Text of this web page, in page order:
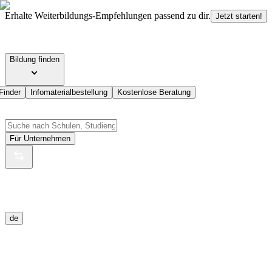
Erhalte Weiterbildungs-Empfehlungen passend zu dir. Jetzt starten!
Bildung finden
Infomaterialbestellung Kostenlose Beratung
Für Unternehmen
de